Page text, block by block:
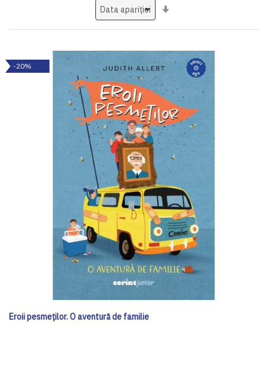
-20%
Eroii pesmeților. O aventură de familie